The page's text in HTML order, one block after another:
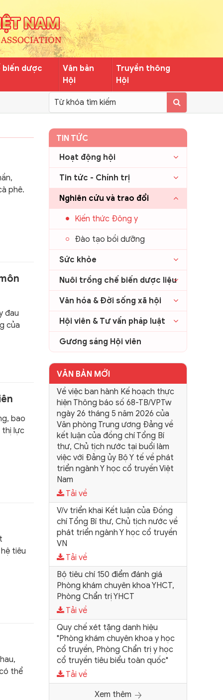
biến dược
Văn bản
Hội
Truyền thông
Hội
phê.
đau
của
bao
thị lực
tiêu
thể
TIN TỨC
Hoạt động hội
Tin tức - Chính trị
Nghiên cứu và trao đổi
Kiến thức Đông y
Đào tạo bồi dưỡng
Sức khỏe
Nuôi trồng chế biến dược liệu
Văn hóa & Đời sống xã hội
Hội viên & Tư vấn pháp luật
Gương sáng Hội viên
VĂN BẢN MỚI
Về việc ban hành Kế hoạch thực
hiện Thông báo số 68-TB/VPTw
ngày 26 tháng 5 năm 2026 của
Văn phòng Trung ương Đảng về
kết luận của đồng chí Tổng Bí
thư, Chủ tịch nước tại buổi làm
việc với Đảng ủy Bộ Y tế về phát
triển ngành Y học cổ truyền Việt
Nam
Tải về
V/v triển khai Kết luận của Đồng
chí Tổng Bí thư, Chủ tịch nước về
phát triển ngành Y học cổ truyền
VN
Tải về
Bộ tiêu chí 150 điểm đánh giá
Phòng khám chuyên khoa YHCT,
Phòng Chẩn trị YHCT
Tải về
Quy chế xét tặng danh hiệu
"Phòng khám chuyên khoa y học
cổ truyền, Phòng Chẩn trị y học
cổ truyền tiêu biểu toàn quốc"
Tải về
Xem thêm